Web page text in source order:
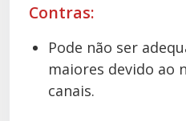
Contras:
Pode não ser
maiores devido ao
canais.